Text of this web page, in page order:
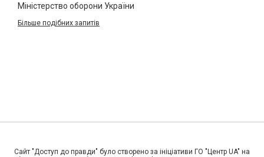
Міністерство оборони України
Більше подібних запитів
Сайт "Доступ до правди" було створено за ініціативи ГО "Центр UA" на